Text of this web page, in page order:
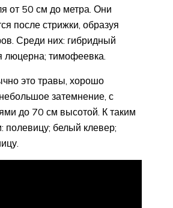
от 50 см до метра. Они
после стрижки, образуя
Среди них: гибридный
люцерна; тимофеевка.
это травы, хорошо
затемнение, с
до 70 см высотой. К таким
полевицу; белый клевер;